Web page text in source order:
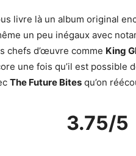
livre là un album original
un peu inégaux avec
chefs d’œuvre comme King
une fois qu’il est possible
The Future Bites qu’on
3.75/5